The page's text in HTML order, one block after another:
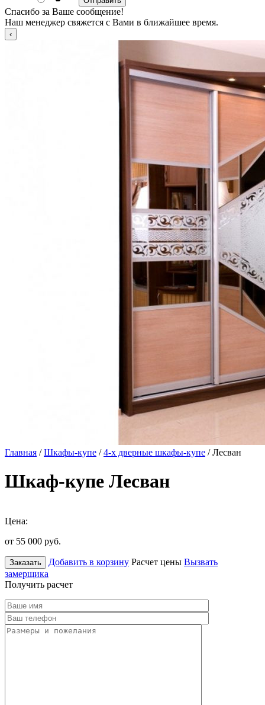
Спасибо за Ваше сообщение!
Наш менеджер свяжется с Вами в ближайшее время.
Главная /Шкафы-купе /4-х дверные шкафы-купе / Лесван
Шкаф-купе Лесван
Цена:
от 55 000 руб.
Заказать Добавить в корзину Расчет цены Вызвать
замерщика
Получить расчет